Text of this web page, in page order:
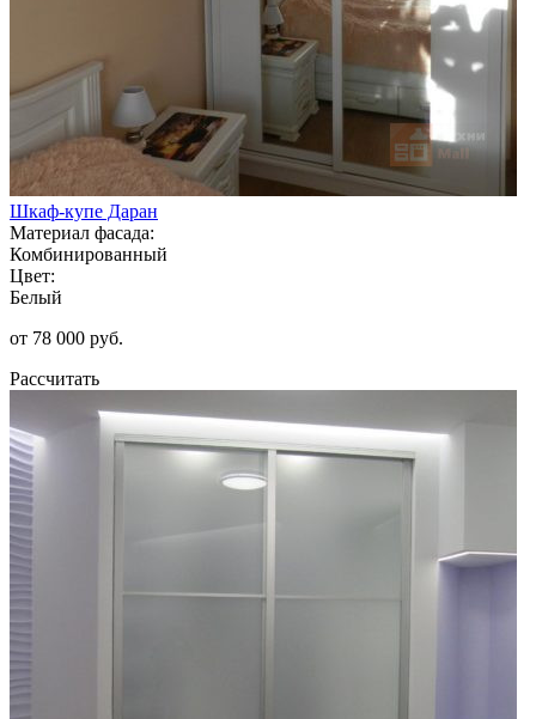
Шкаф-купе Даран
Материал фасада:
Комбинированный
Цвет:
Белый
от 78 000 руб.
Рассчитать